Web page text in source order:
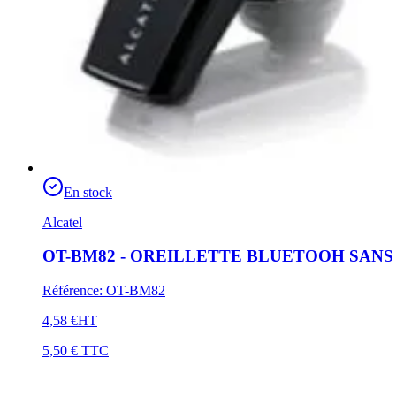
En stock
Alcatel
OT-BM82 - OREILLETTE BLUETOOH
Référence: OT-BM82
4,58 €HT
5,50 € TTC